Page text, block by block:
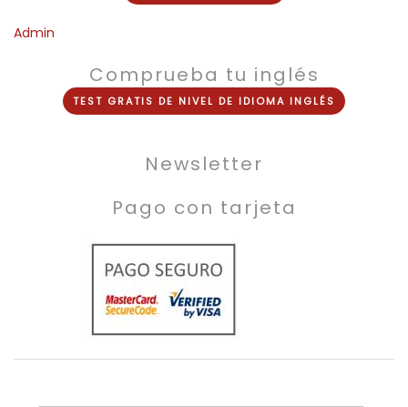
Admin
Comprueba tu inglés
TEST GRATIS DE NIVEL DE IDIOMA INGLÉS
Newsletter
Pago con tarjeta